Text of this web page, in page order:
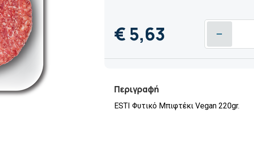
€ 5,63
Περιγραφή
ESTI Φυτικό Μπιφτέκι Vegan 220gr.